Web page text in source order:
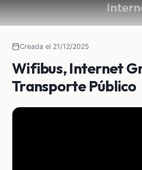
Creada el 21/12/2025
Wifibus, Internet
Transporte Público